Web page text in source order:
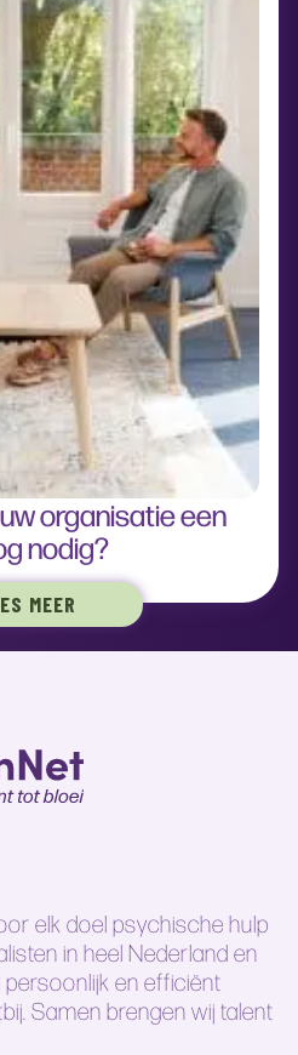
organisatie een
nodig?
MEER
elk doel psychische hulp
in heel Nederland en
en efficiënt
Samen brengen wij talent